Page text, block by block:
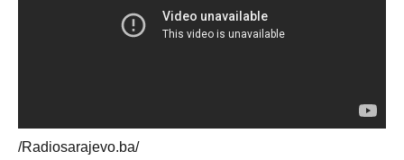
/Radiosarajevo.ba/